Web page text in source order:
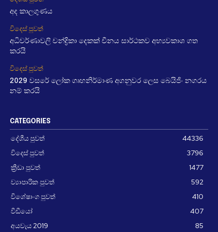
අද කාලගුණය
විදෙස් පුවත්
අධිවර්ණාවලි චන්ද්‍රිකා දෙකක් චීනය සාර්ථකව අභ්‍යවකාශ ගත
කරයි
විදෙස් පුවත්
2029 වසරේ ලෝක ගෘහනිර්මාණ අගනුවර ලෙස බෙයිජිං නගරය
නම් කරයි
CATEGORIES
දේශීය පුවත්
44336
විදෙස් පුවත්
3796
ක්‍රීඩා පුවත්
1477
ව්‍යාපාරික පුවත්
592
විශේෂාංග පුවත්
410
වීඩීයෝ
407
අයවැය 2019
85